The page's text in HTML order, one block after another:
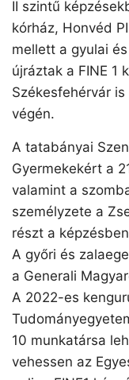
II szintű
kórház, Honvéd
mellett a gyulai
újráztak a FINE 1
Székesfehérvár
végén.
A tatabányai
Gyermekekért a
valamint a
személyzete a
részt a
A győri és
a Generali
A 2022-es
10 munkatársa
vehessen az